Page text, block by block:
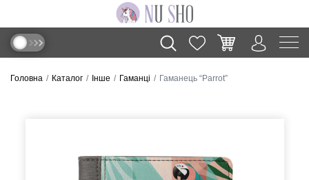
Головна Каталог Інше Гаманці Гаманець “Parrot”